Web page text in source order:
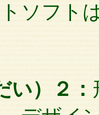
フトは
い）２：